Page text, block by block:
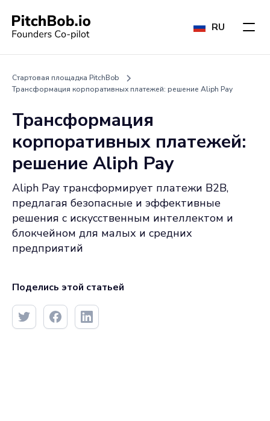
RU
Стартовая площадка PitchBob
Трансформация корпоративных платежей: решение Aliph Pay
Трансформация
корпоративных платежей:
решение Aliph Pay
Aliph Pay трансформирует платежи B2B,
предлагая безопасные и эффективные
решения с искусственным интеллектом и
блокчейном для малых и средних
предприятий
Поделись этой статьей